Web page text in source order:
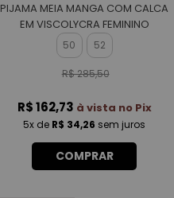
PIJAMA MEIA MANGA COM CALCA
EM VISCOLYCRA FEMININO
50 52
R$ 285,50
R$ 162,73 à vista no Pix
5x de R$ 34,26 sem juros
COMPRAR